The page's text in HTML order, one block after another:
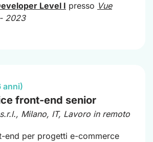
Level I presso Vue
- 2023
anni)
front-end senior
, Milano, IT, Lavoro in remoto
end per progetti e-commerce